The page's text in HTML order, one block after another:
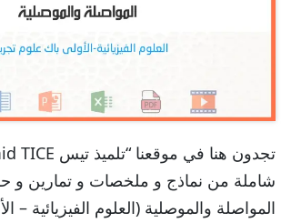
شاملة من نماذج و ملخصات و تمارين و
المواصلة والموصلية (العلوم الفيزيائية –